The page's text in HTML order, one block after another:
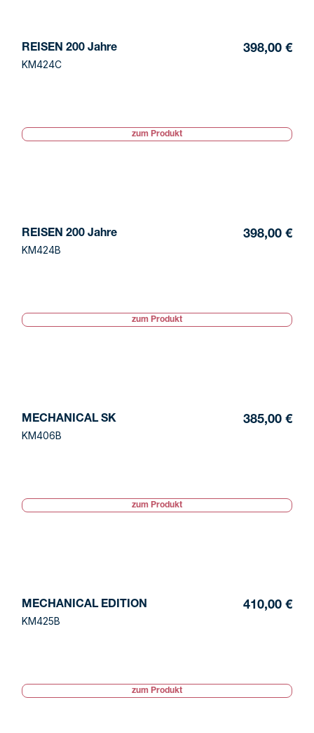
REISEN 200 Jahre
KM424C
398,00 €
zum Produkt
REISEN 200 Jahre
KM424B
398,00 €
zum Produkt
MECHANICAL SK
KM406B
385,00 €
zum Produkt
MECHANICAL EDITION
KM425B
410,00 €
zum Produkt